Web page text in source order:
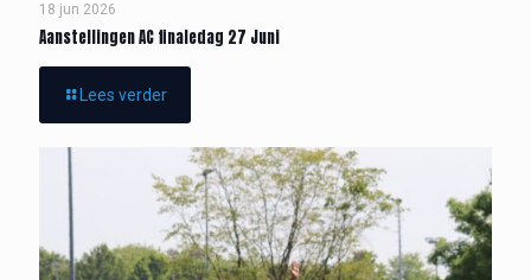
18 jun 2026
Aanstellingen AC finaledag 27 Juni
Lees verder